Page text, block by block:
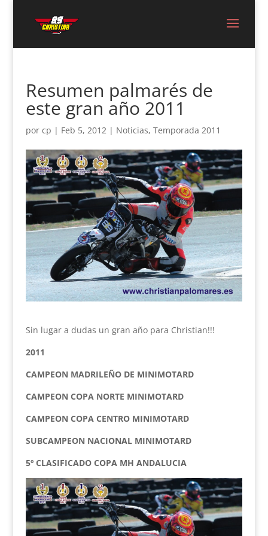
Resumen palmarés de
este gran año 2011
por cp | Feb 5, 2012| Noticias, Temporada 2011
Sin lugar a dudas un gran año para Christian!!!
2011
CAMPEON MADRILEÑO DE MINIMOTARD
CAMPEON COPA NORTE MINIMOTARD
CAMPEON COPA CENTRO MINIMOTARD
SUBCAMPEON NACIONAL MINIMOTARD
5º CLASIFICADO COPA MH ANDALUCIA